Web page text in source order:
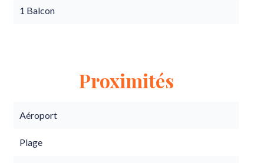
1 Balcon
Proximités
Aéroport
Plage